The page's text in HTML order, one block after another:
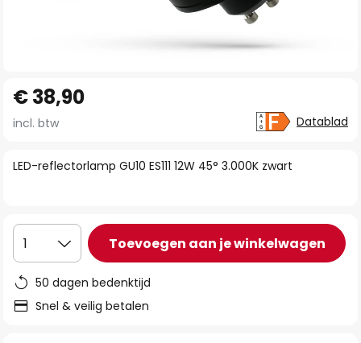
naar
het
van
gallerij
LED-reflectorlamp GU10 ES111 12W 45° 3.000K zwart
€ 38,90
incl. btw Datablad
1 Toevoegen aan je winkelwagen
50 dagen bedenktijd
Snel & veilig betalen